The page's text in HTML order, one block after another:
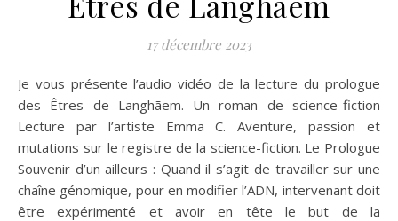
17 décembre 2023
Je vous présente l’audio vidéo de la lecture du prologue
des Êtres de Langhãem. Un roman de science-fiction
Lecture par l’artiste Emma C. Aventure, passion et
mutations sur le registre de la science-fiction. Le Prologue
Souvenir d’un ailleurs : Quand il s’agit de travailler sur une
chaîne génomique, pour en modifier l’ADN, intervenant doit
être expérimenté et avoir en tête le but de la